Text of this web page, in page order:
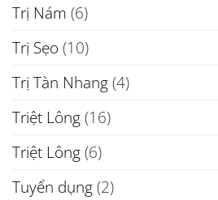
Trị Nám (6)
Trị Sẹo (10)
Trị Tàn Nhang(4)
Triệt Lông(16)
Triệt Lông(6)
Tuyển dụng(2)